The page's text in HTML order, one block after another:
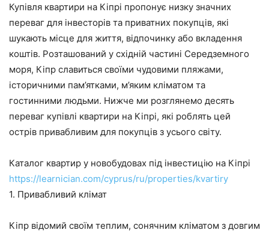
Купівля квартири на Кіпрі пропонує низку значних
переваг для інвесторів та приватних покупців, які
шукають місце для життя, відпочинку або вкладення
коштів. Розташований у східній частині Середземного
моря, Кіпр славиться своїми чудовими пляжами,
історичними пам’ятками, м’яким кліматом та
гостинними людьми. Нижче ми розглянемо десять
переваг купівлі квартири на Кіпрі, які роблять цей
острів привабливим для покупців з усього світу.
Каталог квартир у новобудовах під інвестицію на Кіпрі
https://learnician.com/cyprus/ru/properties/kvartiry
1. Привабливий клімат
Кіпр відомий своїм теплим, сонячним кліматом з довгим